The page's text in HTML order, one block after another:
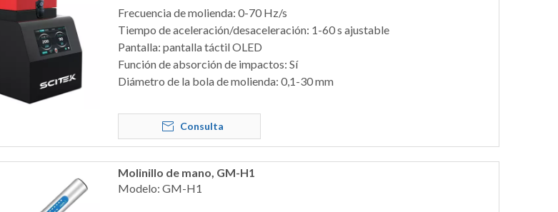
Frecuencia de molienda: 0-70 Hz/s
Tiempo de aceleración/desaceleración: 1-60 s ajustable
Pantalla: pantalla táctil OLED
Función de absorción de impactos: Sí
Diámetro de la bola de molienda: 0,1-30 mm
Consulta
Molinillo de mano, GM-H1
Modelo: GM-H1